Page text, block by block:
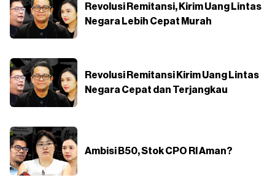
Revolusi Remitansi, Kirim Uang Lintas
Negara Lebih Cepat Murah
Revolusi Remitansi Kirim Uang Lintas
Negara Cepat dan Terjangkau
Ambisi B50, Stok CPO RI Aman?